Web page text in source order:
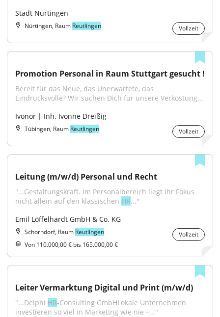
Stadt Nürtingen
Nürtingen, Raum Reutlingen Vollzeit
Promotion Personal in Raum Stuttgart gesucht !
Bereit für das Neue, das Unerwartete, das
Eindrucksvolle? Wir suchen Dich für unsere Verkostung...
Ivonor | Inh. Ivonne Dreißig
Tübingen, Raum Reutlingen Vollzeit
Leitung (m/w/d) Personal und Recht
"...Gestaltungskraft. Im Personalbereich liegt Ihr Fokus
nicht allein auf den klassischen HR..."
Emil Löffelhardt GmbH & Co. KG
Schorndorf, Raum Reutlingen
Vollzeit
Von 110.000,00 € bis 165.000,00 €
Leiter Vermarktung Digital und Print (m/w/d)
"...Delphi HR-Consulting GmbHLokale Unternehmen
investieren so viel in Marketing wie nie –..."